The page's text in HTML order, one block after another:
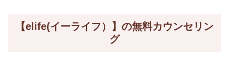
【elife(イーライフ）】の無料カウンセリン
グ